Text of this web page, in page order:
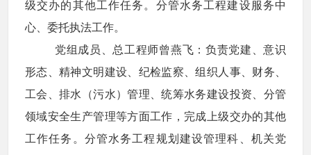
级交办的其他工作任务。分管水务工程建设服务中
心、委托执法工作。
党组成员、总工程师曾燕飞：负责党建、意识
形态、精神文明建设、纪检监察、组织人事、财务、
工会、排水（污水）管理、统筹水务建设投资、分管
领域安全生产管理等方面工作，完成上级交办的其他
工作任务。分管水务工程规划建设管理科、机关党